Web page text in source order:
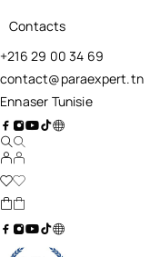
Contacts
+216 29 00 34 69
contact@paraexpert.tn
Ennaser Tunisie